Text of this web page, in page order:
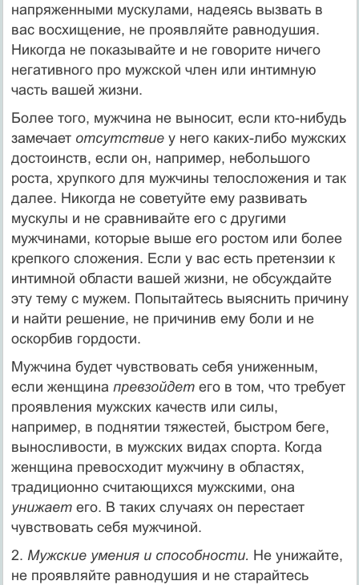
напряженными муску­лами, надеясь вызвать в
вас восхищение, не проявляйте равноду­шия.
Никогда не показывайте и не говорите ничего
негативного про мужской член или интимную
часть вашей жизни.
Более того, мужчина не выносит, если кто-нибудь
замеча­ет отсутствие у него каких-либо мужских
достоинств, если он, например, небольшого
роста, хрупкого для мужчины телосло­жения и так
далее. Никогда не советуйте ему развивать
мускулы и не сравнивайте его с другими
мужчинами, которые выше его ростом или более
крепкого сложения. Если у вас есть претен­зии к
интимной области вашей жизни, не обсуждайте
эту тему с мужем. Попытайтесь выяснить причину
и найти решение, не причинив ему боли и не
оскорбив гордости.
Мужчина будет чувствовать себя униженным,
если женщина превзойдет его в том, что требует
проявления мужских качеств или силы,
например, в поднятии тяжестей, быстром беге,
вы­носливости, в мужских видах спорта. Когда
женщина превосхо­дит мужчину в областях,
традиционно считающихся мужскими, она
унижает его. В таких случаях он перестает
чувствовать себя мужчиной.
2. Мужские умения и способности. Не унижайте,
не проявляй­те равнодушия и не старайтесь